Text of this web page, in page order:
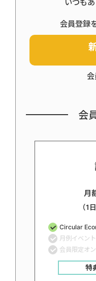
いつも
会員登録
会
月
（1
Circular
月例イベン
会員限定オ
特